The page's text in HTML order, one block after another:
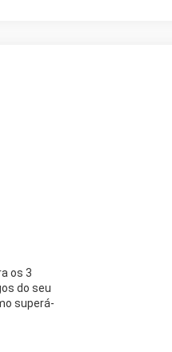
os 3
do seu
superá-